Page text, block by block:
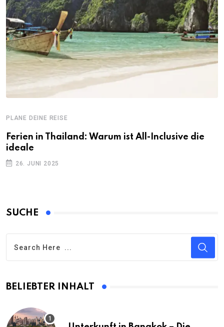
PLANE DEINE REISE
Ferien in Thailand: Warum ist All-Inclusive die
ideale
26. JUNI 2025
SUCHE
BELIEBTER INHALT